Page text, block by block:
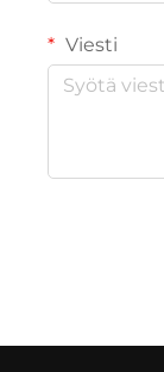
Viesti